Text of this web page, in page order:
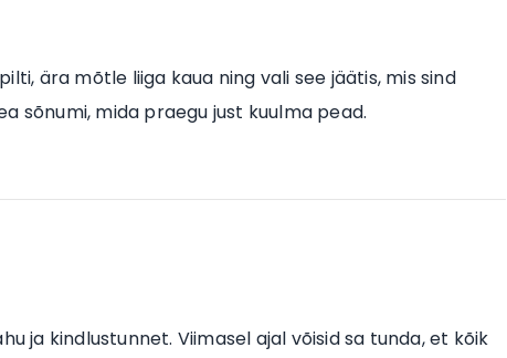
ära mõtle liiga kaua ning vali see jäätis, mis sind
sõnumi, mida praegu just kuulma pead.
ja kindlustunnet. Viimasel ajal võisid sa tunda, et kõik